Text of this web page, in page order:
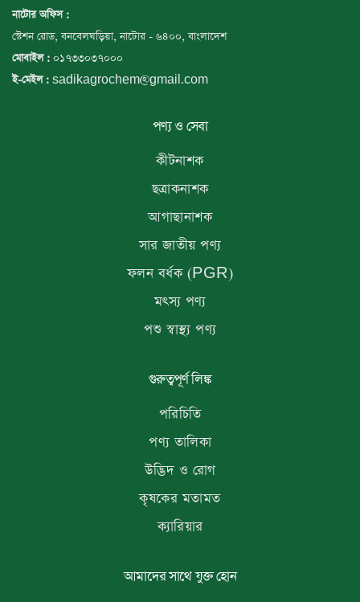
নাটোর অফিস :
স্টেশন রোড, বনবেলঘড়িয়া, নাটোর - ৬৪০০, বাংলাদেশ
মোবাইল : ০১৭৩৩০৩৭০০০
ই-মেইল : sadikagrochem@gmail.com
পণ্য ও সেবা
কীটনাশক
ছত্রাকনাশক
আগাছানাশক
সার জাতীয় পণ্য
ফলন বর্ধক (PGR)
মৎস্য পণ্য
পশু স্বাস্থ্য পণ্য
গুরুত্বপূর্ণ লিঙ্ক
পরিচিতি
পণ্য তালিকা
উদ্ভিদ ও রোগ
কৃষকের মতামত
ক্যারিয়ার
আমাদের সাথে যুক্ত হোন